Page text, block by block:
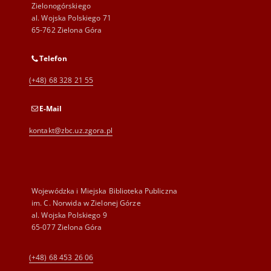
Zielonogórskiego
al. Wojska Polskiego 71
65-762 Zielona Góra
Telefon
(+48) 68 328 21 55
E-Mail
kontakt@zbc.uz.zgora.pl
Wojewódzka i Miejska Biblioteka Publiczna
im. C. Norwida w Zielonej Górze
al. Wojska Polskiego 9
65-077 Zielona Góra
(+48) 68 453 26 06